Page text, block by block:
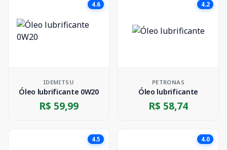
4.6
IDEMITSU
Óleo lubrificante 0W20
R$ 59,99
4.2
PETRONAS
Óleo lubrificante
R$ 58,74
4.5 4.0